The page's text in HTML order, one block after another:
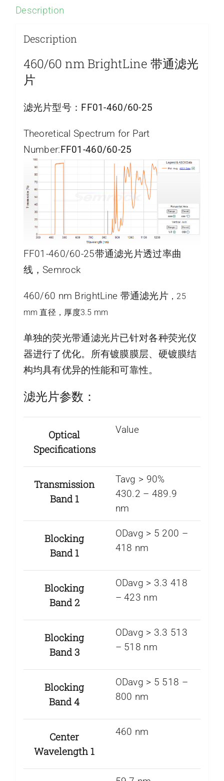
Description
Description
460/60 nm BrightLine 带通滤光
片
滤光片型号： FF01-460/60-25
Theoretical Spectrum for Part
Number:FF01-460/60-25
FF01-460/60-25带通滤光片透过率曲
线，Semrock
460/60 nm BrightLine 带通滤光片，25
mm 直径，厚度3.5 mm
单独的荧光带通滤光片已针对各种荧光仪
器进行了优化。所有镀膜膜层、硬镀膜结
构均具有优异的性能和可靠性。
滤光片参数：
Optical
Specifications
Value
Transmission
Band 1
Tavg > 90%
430.2 – 489.9
nm
Blocking
Band 1
ODavg > 5 200 –
418 nm
Blocking
Band 2
ODavg > 3.3 418
– 423 nm
Blocking
Band 3
ODavg > 3.3 513
– 518 nm
Blocking
Band 4
ODavg > 5 518 –
800 nm
Center
Wavelength 1
460 nm